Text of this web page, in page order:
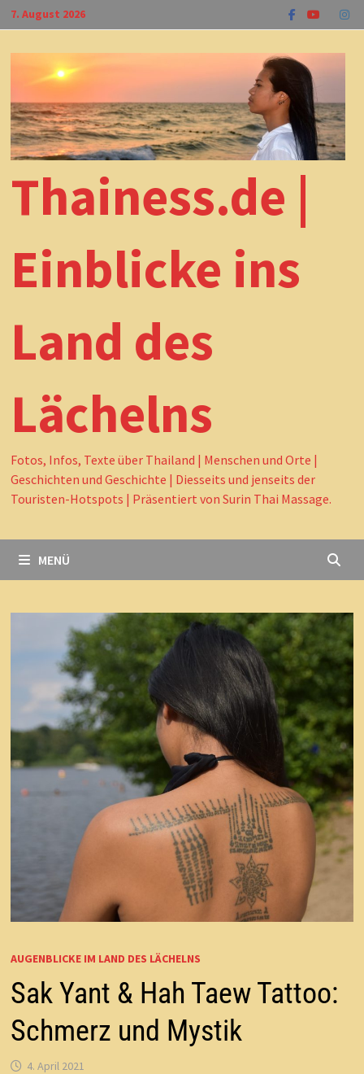
Zum
Inhalt
springen
7. August 2026
Thainess.de |
Einblicke ins
Land des
Lächelns
Fotos, Infos, Texte über Thailand | Menschen und Orte |
Geschichten und Geschichte | Diesseits und jenseits der
Touristen-Hotspots | Präsentiert von Surin Thai Massage.
MENÜ
AUGENBLICKE IM LAND DES LÄCHELNS
Sak Yant & Hah Taew Tattoo:
Schmerz und Mystik
4. April 2021